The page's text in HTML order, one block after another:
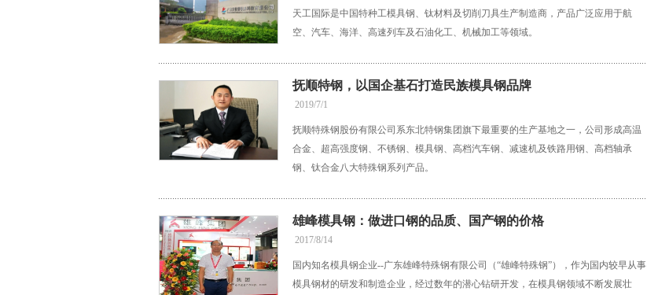
天工国际是中国特种工模具钢、钛材料及切削刀具生产制造商，产品广泛应用于航
空、汽车、海洋、高速列车及石油化工、机械加工等领域。
抚顺特钢，以国企基石打造民族模具钢品牌
2019/7/1
抚顺特殊钢股份有限公司系东北特钢集团旗下最重要的生产基地之一，公司形成高温
合金、超高强度钢、不锈钢、模具钢、高档汽车钢、减速机及铁路用钢、高档轴承
钢、钛合金八大特殊钢系列产品。
雄峰模具钢：做进口钢的品质、国产钢的价格
2017/8/14
国内知名模具钢企业--广东雄峰特殊钢有限公司（“雄峰特殊钢”），作为国内较早从事
模具钢材的研发和制造企业，经过数年的潜心钻研开发，在模具钢领域不断发展壮